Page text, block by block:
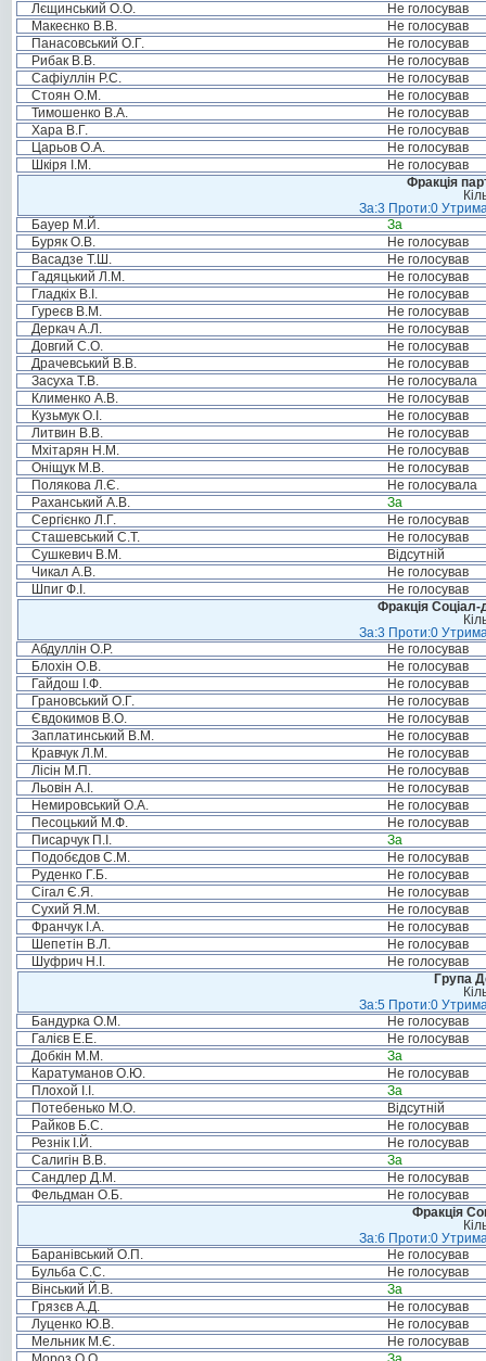
Лєщинський О.О.
Не голосував
Макеєнко В.В.
Не голосував
Панасовський О.Г.
Не голосував
Рибак В.В.
Не голосував
Сафіуллін Р.С.
Не голосував
Стоян О.М.
Не голосував
Тимошенко В.А.
Не голосував
Хара В.Г.
Не голосував
Царьов О.А.
Не голосував
Шкіря І.М.
Не голосував
Фракція
За:3 Проти:0
Бауер М.Й.
За
Буряк О.В.
Не голосував
Васадзе Т.Ш.
Не голосував
Гадяцький Л.М.
Не голосував
Гладкіх В.І.
Не голосував
Гуреєв В.М.
Не голосував
Деркач А.Л.
Не голосував
Довгий С.О.
Не голосував
Драчевський В.В.
Не голосував
Засуха Т.В.
Не голосувала
Клименко А.В.
Не голосував
Кузьмук О.І.
Не голосував
Литвин В.В.
Не голосував
Мхітарян Н.М.
Не голосував
Оніщук М.В.
Не голосував
Полякова Л.Є.
Не голосувала
Раханський А.В.
За
Сергієнко Л.Г.
Не голосував
Сташевський С.Т.
Не голосував
Сушкевич В.М.
Відсутній
Чикал А.В.
Не голосував
Шпиг Ф.І.
Не голосував
Фракція Соціал-
За:3 Проти:0
Абдуллін О.Р.
Не голосував
Блохін О.В.
Не голосував
Гайдош І.Ф.
Не голосував
Грановський О.Г.
Не голосував
Євдокимов В.О.
Не голосував
Заплатинський В.М.
Не голосував
Кравчук Л.М.
Не голосував
Лісін М.П.
Не голосував
Льовін А.І.
Не голосував
Немировський О.А.
Не голосував
Песоцький М.Ф.
Не голосував
Писарчук П.І.
За
Подобєдов С.М.
Не голосував
Руденко Г.Б.
Не голосував
Сігал Є.Я.
Не голосував
Сухий Я.М.
Не голосував
Франчук І.А.
Не голосував
Шепетін В.Л.
Не голосував
Шуфрич Н.І.
Не голосував
Група
За:5 Проти:0
Бандурка О.М.
Не голосував
Галієв Е.Е.
Не голосував
Добкін М.М.
За
Каратуманов О.Ю.
Не голосував
Плохой І.І.
За
Потебенько М.О.
Відсутній
Райков Б.С.
Не голосував
Резнік І.Й.
Не голосував
Салигін В.В.
За
Сандлер Д.М.
Не голосував
Фельдман О.Б.
Не голосував
Фракція
За:6 Проти:0
Баранівський О.П.
Не голосував
Бульба С.С.
Не голосував
Вінський Й.В.
За
Грязєв А.Д.
Не голосував
Луценко Ю.В.
Не голосував
Мельник М.Є.
Не голосував